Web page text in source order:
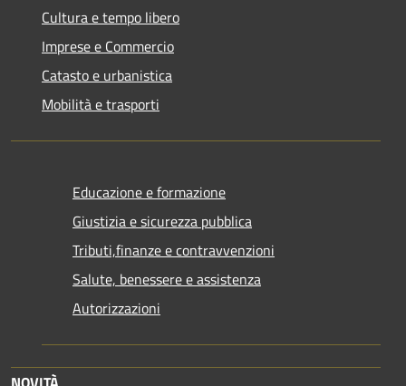
Cultura e tempo libero
Imprese e Commercio
Catasto e urbanistica
Mobilità e trasporti
Educazione e formazione
Giustizia e sicurezza pubblica
Tributi,finanze e contravvenzioni
Salute, benessere e assistenza
Autorizzazioni